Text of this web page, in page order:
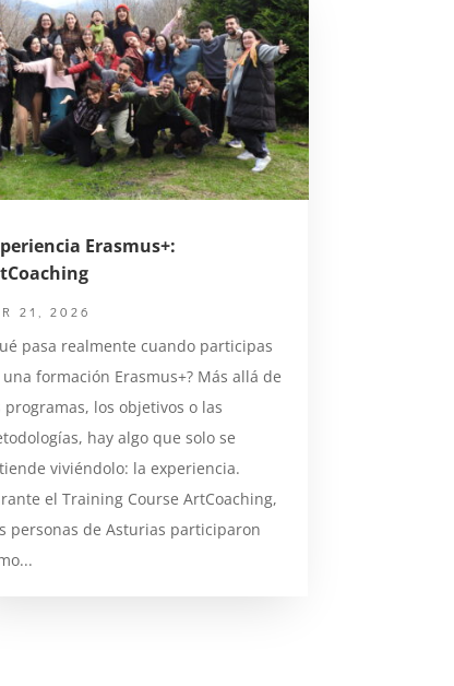
Erasmus+:
21, 2026
pasa realmente cuando participas
formación Erasmus+? Más allá de
programas, los objetivos o las
hay algo que solo se
viviéndolo: la experiencia.
el Training Course ArtCoaching,
personas de Asturias participaron